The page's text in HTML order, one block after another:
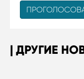
ДРУГИЕ